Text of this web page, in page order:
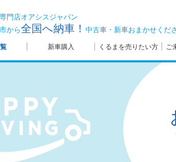
門店オアシスジャパン
から全国へ納車！中古車・新車おまかせくだ
新車購入 くるまを売りたい方 ご